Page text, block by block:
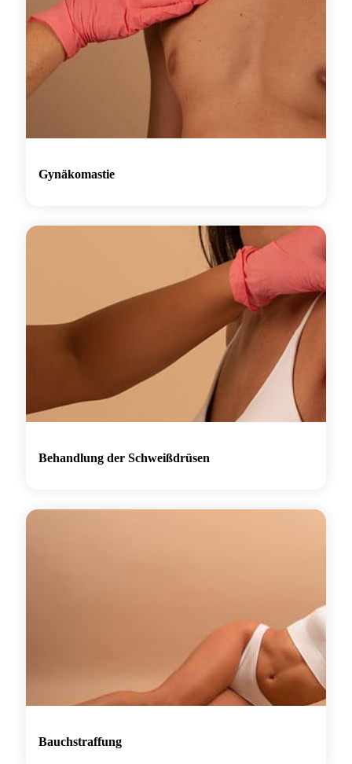
Gynäkomastie
Behandlung der Schweißdrüsen
Bauchstraffung